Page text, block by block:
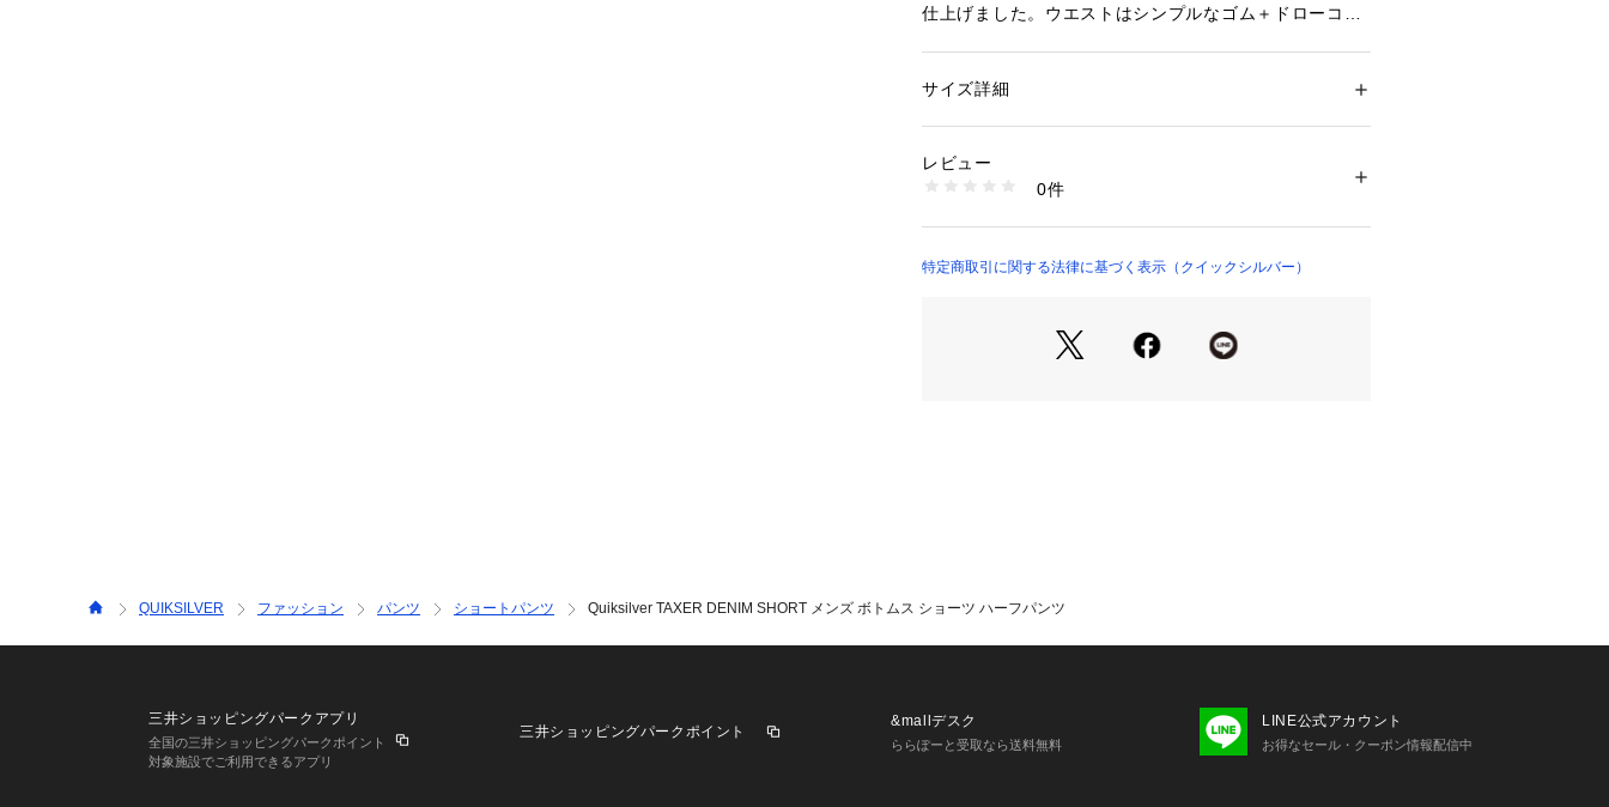
仕上げました。ウエストはシンプルなゴム＋ドローコー
ンにぴったりなライトな2カラーをラインナップ。程良
性別：メンズ
商品番号：
jp-eqyds03113 （ショップ）
サイズ詳細
レビュー
0件
特定商取引に関する法律に基づく表示（クイックシルバー）
QUIKSILVER ファッション パンツ ショートパンツ Quiksilver TAXER DENIM SHORT メンズ ボトムス ショーツ ハーフパンツ
三井ショッピングパークアプリ
全国の三井ショッピングパークポイント
対象施設でご利用できるアプリ
三井ショッピングパークポイント
&mallデスク
ららぽーと受取なら送料無料
LINE公式アカウント
お得なセール・クーポン情報配信中